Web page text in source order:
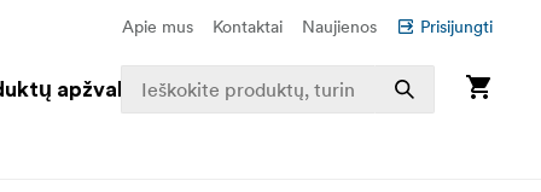
Apie mus Kontaktai Naujienos Prisijungti
apžvalga